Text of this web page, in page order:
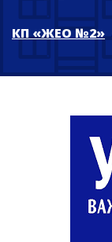
КП «ЖЕО №2»